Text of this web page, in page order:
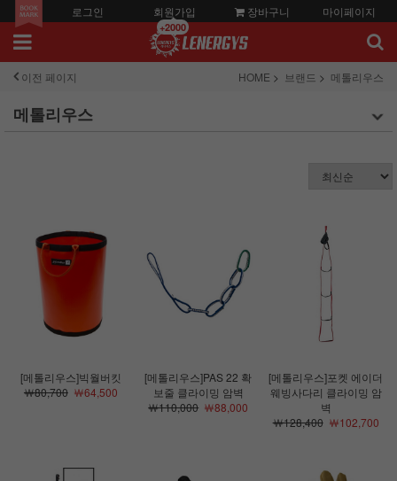
로그인 회원가입
+2000
장바구니 마이페이지
이전 페이지 HOME 브랜드 메톨리우스
메톨리우스
[메톨리우스]빅월버킷
￦80,700￦64,500
[메톨리우스]PAS 22 확
보줄 클라이밍 암벽
￦110,000 ￦88,000
[메톨리우스]포켓 에이더
웨빙사다리 클라이밍 암
벽
￦128,400￦102,700